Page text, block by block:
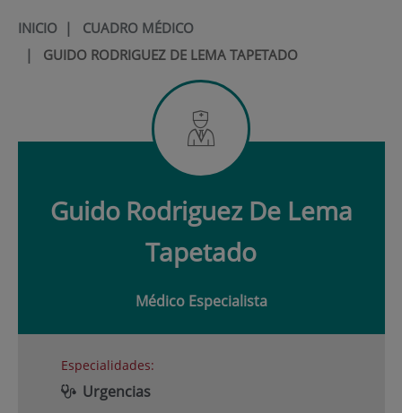
INICIO| CUADRO MÉDICO
| GUIDO RODRIGUEZ DE LEMA TAPETADO
Guido Rodriguez De Lema
Tapetado
Médico Especialista
Especialidades:
Urgencias